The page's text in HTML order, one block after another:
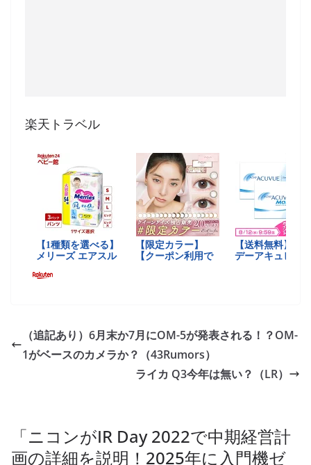
楽天トラベル
（追記あり）6月末か7月にOM-5が発表される！？OM-
1がベースのカメラか？（43Rumors）
ライカ Q3今年は無い？（LR）
「ニコンがIR Day 2022で中期経営計
画の詳細を説明！2025年に入門機ゼ